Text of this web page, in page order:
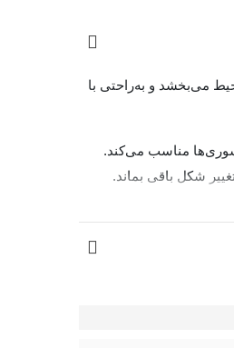
می‌بخشد و به‌راحتی با
مناسب می‌کند.
شکل باقی بماند.